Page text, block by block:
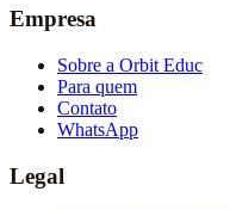
Empresa
Sobre a Orbit Educ
Para quem
Contato
WhatsApp
Legal